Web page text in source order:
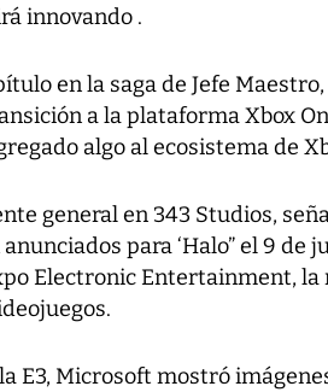
innovando .
en la saga de Jefe
a la plataforma Xbox
algo al ecosistema de
general en 343 Studios,
para ‘Halo” el 9 de
Electronic Entertainment, la
E3, Microsoft mostró